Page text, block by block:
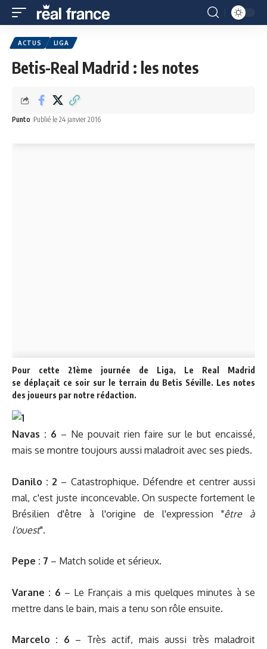
ACTUS LIGA
Betis-Real Madrid : les notes
Punto Publié le 24 janvier 2016
Pour cette 21ème journée de Liga, Le Real Madrid
se déplaçait ce soir sur le terrain du Betis Séville. Les notes
des joueurs par notre rédaction.
Navas : 6 – Ne pouvait rien faire sur le but encaissé,
mais se montre toujours aussi maladroit avec ses pieds.
Danilo : 2 – Catastrophique. Défendre et centrer aussi
mal, c'est juste inconcevable. On suspecte fortement le
Brésilien d'être à l'origine de l'expression "être à
l'ouest".
Pepe : 7 – Match solide et sérieux.
Varane : 6 – Le Français a mis quelques minutes à se
mettre dans le bain, mais a tenu son rôle ensuite.
Marcelo : 6 – Très actif, mais aussi très maladroit